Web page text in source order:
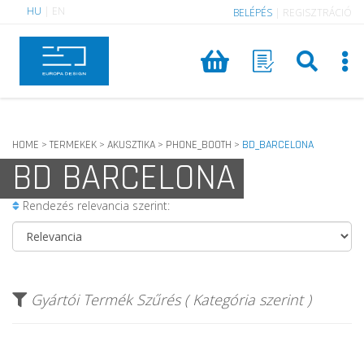
HU EN BELÉPÉS REGISZTRÁCIÓ
HOME > TERMEKEK > AKUSZTIKA > PHONE_BOOTH > BD_BARCELONA
BD BARCELONA
Rendezés relevancia szerint:
Gyártói Termék Szűrés ( Kategória szerint )